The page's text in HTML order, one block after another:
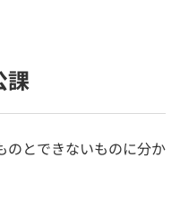
課
のとできないものに分か